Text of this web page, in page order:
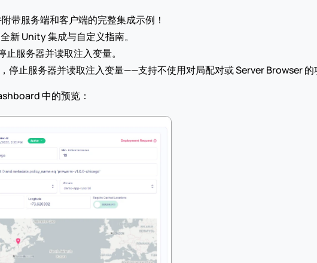
带服务端和客户端的完整集成示例！
新 Unity 集成与自定义指南。
服务器并读取注入变量。
停止服务器并读取注入变量——支持不使用对局配对或 Server Browser 的
中的预览：